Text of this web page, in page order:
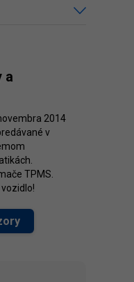
a
2014
v
TPMS.